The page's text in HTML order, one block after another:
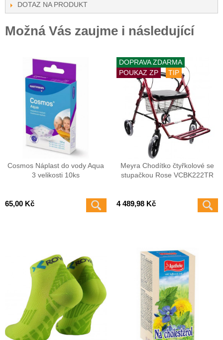
DOTAZ NA PRODUKT
Možná Vás zaujme i následující
Cosmos Náplast do vody Aqua
3 velikosti 10ks
65,00 Kč
DOPRAVA ZDARMA
POUKAZ ZP
TIP
Meyra Chodítko čtyřkolové se
stupačkou Rose VCBK222TR
4 489,98 Kč